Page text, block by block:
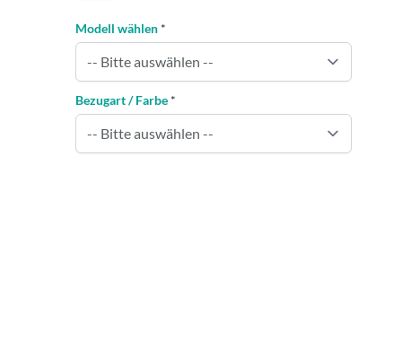
Modell wählen *
Bezugart / Farbe *